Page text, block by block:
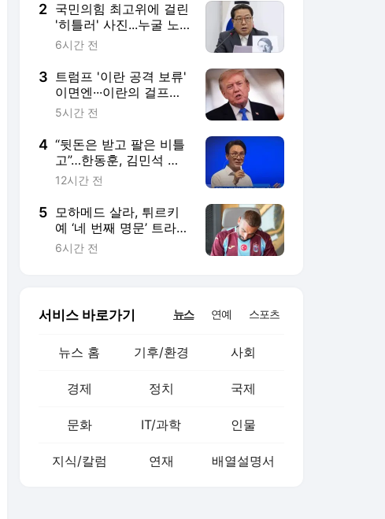
2 국민의힘 최고위에 걸린
'히틀러' 사진...누굴 노
렸나
6시간 전
3 트럼프 '이란 공격 보류'
이면엔···이란의 걸프국
협박
5시간 전
4 “뒷돈은 받고 팔은 비틀
고”…한동훈, 김민석 직
격
12시간 전
5 모하메드 살라, 튀르키
예 ‘네 번째 명문’ 트라브
존스포르행
6시간 전
서비스 바로가기 뉴스 연예 스포츠
뉴스 홈 기후/환경 사회
경제 정치 국제
문화 IT/과학 인물
지식/칼럼 연재 배열설명서